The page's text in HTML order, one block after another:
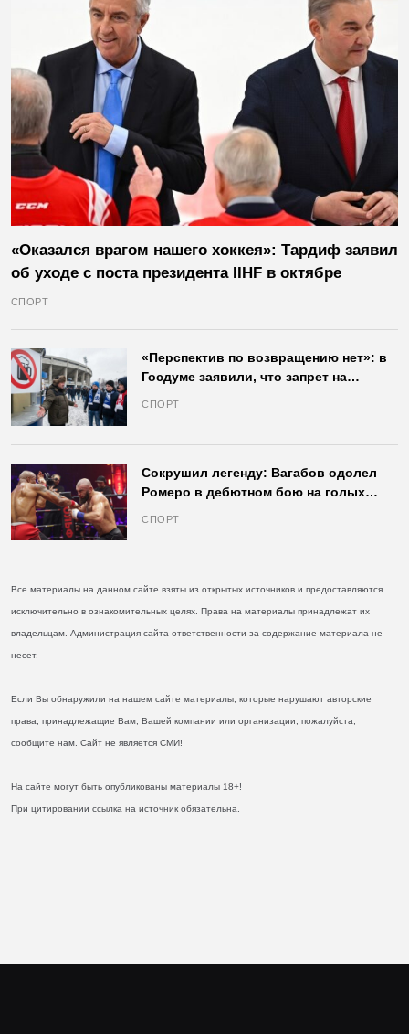
«Оказался врагом нашего хоккея»: Тардиф заявил
об уходе с поста президента IIHF в октябре
СПОРТ
«Перспектив по возвращению нет»: в
Госдуме заявили, что запрет на
СПОРТ
Сокрушил легенду: Вагабов одолел
Ромеро в дебютном бою на голых
СПОРТ
Все материалы на данном сайте взяты из открытых источников и предоставляются
исключительно в ознакомительных целях. Права на материалы принадлежат их
владельцам. Администрация сайта ответственности за содержание материала не
несет.
Если Вы обнаружили на нашем сайте материалы, которые нарушают авторские
права, принадлежащие Вам, Вашей компании или организации, пожалуйста,
сообщите нам. Сайт не является СМИ!
На сайте могут быть опубликованы материалы 18+!
При цитировании ссылка на источник обязательна.